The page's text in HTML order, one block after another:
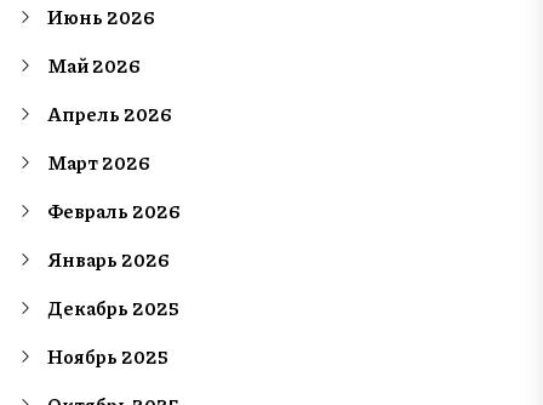
Июнь 2026
Май 2026
Апрель 2026
Март 2026
Февраль 2026
Январь 2026
Декабрь 2025
Ноябрь 2025